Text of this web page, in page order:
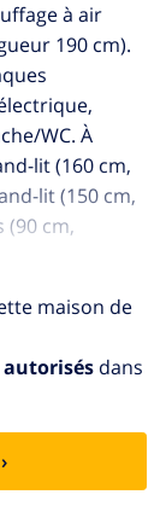
à air
190 cm).
WC. À
lit (160 cm,
lit (150 cm,
(90 cm,
superposés
passage.
à air
chaises
A
haute
cheveux.
parking (2
adapté(e)
maison de
autorisés dans